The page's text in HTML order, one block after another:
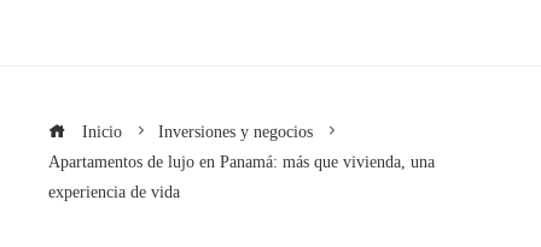
Inicio
Inversiones y negocios
Apartamentos de lujo en Panamá: más que vivienda, una
experiencia de vida